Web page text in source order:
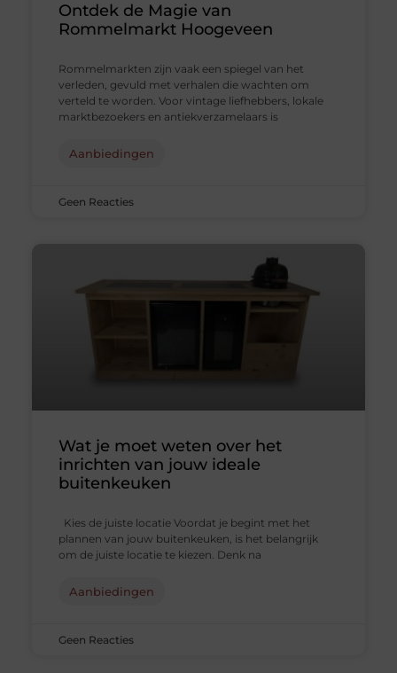
Ontdek de Magie van
Rommelmarkt Hoogeveen
Rommelmarkten zijn vaak een spiegel van het
verleden, gevuld met verhalen die wachten om
verteld te worden. Voor vintage liefhebbers, lokale
marktbezoekers en antiekverzamelaars is
Aanbiedingen
Geen Reacties
Wat je moet weten over het
inrichten van jouw ideale
buitenkeuken
Kies de juiste locatie Voordat je begint met het
plannen van jouw buitenkeuken, is het belangrijk
om de juiste locatie te kiezen. Denk na
Aanbiedingen
Geen Reacties